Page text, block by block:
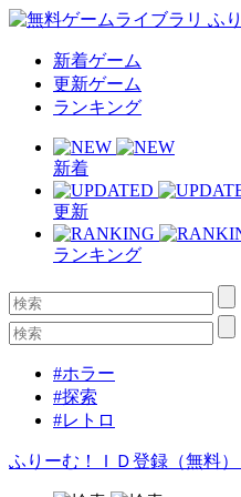
新着ゲーム
更新ゲーム
ランキング
新着
更新
ランキング
#ホラー
#探索
#レトロ
ふりーむ！ＩＤ登録（無料）